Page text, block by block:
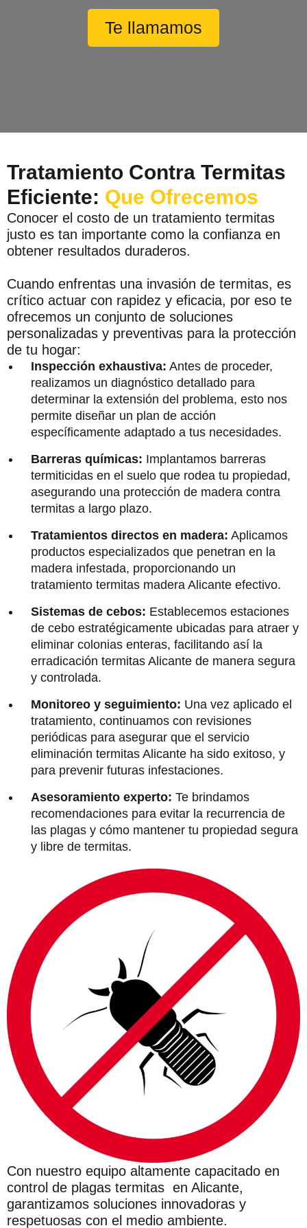
Te llamamos
Tratamiento Contra Termitas
Eficiente: Que Ofrecemos
Conocer el costo de un tratamiento termitas
justo es tan importante como la confianza en
obtener resultados duraderos.
Cuando enfrentas una invasión de termitas, es
crítico actuar con rapidez y eficacia, por eso te
ofrecemos un conjunto de soluciones
personalizadas y preventivas para la protección
de tu hogar:
Inspección exhaustiva: Antes de proceder,
realizamos un diagnóstico detallado para
determinar la extensión del problema, esto nos
permite diseñar un plan de acción
específicamente adaptado a tus necesidades.
Barreras químicas: Implantamos barreras
termiticidas en el suelo que rodea tu propiedad,
asegurando una protección de madera contra
termitas a largo plazo.
Tratamientos directos en madera: Aplicamos
productos especializados que penetran en la
madera infestada, proporcionando un
tratamiento termitas madera Alicante efectivo.
Sistemas de cebos: Establecemos estaciones
de cebo estratégicamente ubicadas para atraer y
eliminar colonias enteras, facilitando así la
erradicación termitas Alicante de manera segura
y controlada.
Monitoreo y seguimiento: Una vez aplicado el
tratamiento, continuamos con revisiones
periódicas para asegurar que el servicio
eliminación termitas Alicante ha sido exitoso, y
para prevenir futuras infestaciones.
Asesoramiento experto: Te brindamos
recomendaciones para evitar la recurrencia de
las plagas y cómo mantener tu propiedad segura
y libre de termitas.
Con nuestro equipo altamente capacitado en
control de plagas termitas en Alicante,
garantizamos soluciones innovadoras y
respetuosas con el medio ambiente.